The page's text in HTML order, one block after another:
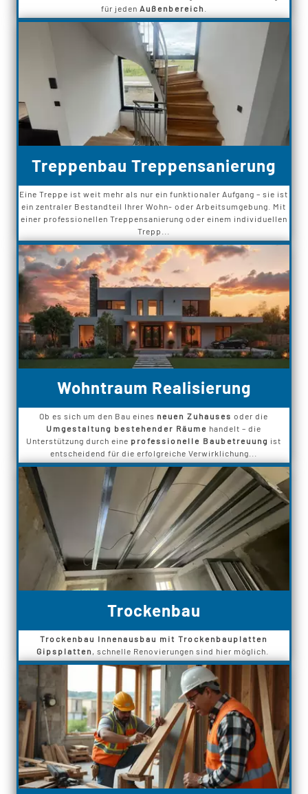
für jeden Außenbereich
Treppenbau Treppensanierung
Eine Treppe ist weit mehr als nur ein funktionaler Aufgang – sie ist
ein zentraler Bestandteil Ihrer Wohn- oder Arbeitsumgebung. Mit
einer professionellen Treppensanierung oder einem individuellen
Trepp...
Wohntraum Realisierung
Ob es sich um den Bau eines neuen Zuhauses oder die
Umgestaltung bestehender Räume handelt – die
Unterstützung durch eine professionelle Baubetreuung ist
entscheidend für die erfolgreiche Verwirklichung...
Trockenbau
Trockenbau Innenausbau mit Trockenbauplatten
Gipsplatten , schnelle Renovierungen sind hier möglich.